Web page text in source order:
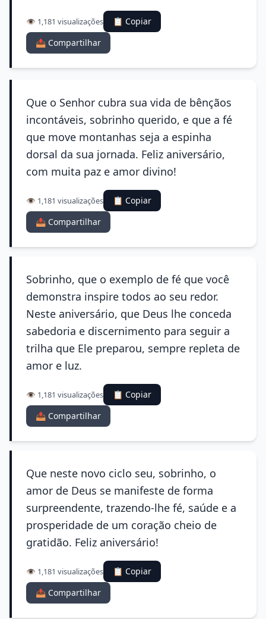
👁️ 1,181 visualizações
📋 Copiar
📤 Compartilhar
Que o Senhor cubra sua vida de bênçãos
incontáveis, sobrinho querido, e que a fé
que move montanhas seja a espinha
dorsal da sua jornada. Feliz aniversário,
com muita paz e amor divino!
👁️ 1,181 visualizações
📋 Copiar
📤 Compartilhar
Sobrinho, que o exemplo de fé que você
demonstra inspire todos ao seu redor.
Neste aniversário, que Deus lhe conceda
sabedoria e discernimento para seguir a
trilha que Ele preparou, sempre repleta de
amor e luz.
👁️ 1,181 visualizações
📋 Copiar
📤 Compartilhar
Que neste novo ciclo seu, sobrinho, o
amor de Deus se manifeste de forma
surpreendente, trazendo-lhe fé, saúde e a
prosperidade de um coração cheio de
gratidão. Feliz aniversário!
👁️ 1,181 visualizações
📋 Copiar
📤 Compartilhar